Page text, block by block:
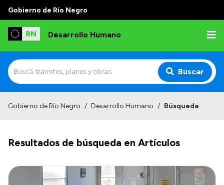
Gobierno de Río Negro
Desarrollo Humano
Buscar
Misión
Autoridades
Delegaciones
Gobierno de Río Negro / Desarrollo Humano / Búsqueda
Resultados de búsqueda en Artículos